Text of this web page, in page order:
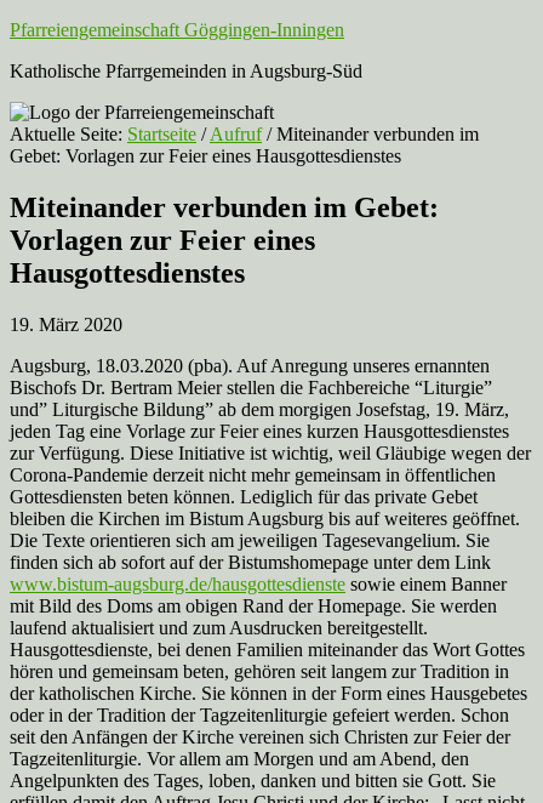
Pfarreiengemeinschaft Göggingen-Inningen
Katholische Pfarrgemeinden in Augsburg-Süd
Aktuelle Seite: Startseite / Aufruf /Miteinander verbunden im
Gebet: Vorlagen zur Feier eines Hausgottesdienstes
Miteinander verbunden im Gebet:
Vorlagen zur Feier eines
Hausgottesdienstes
19. März 2020
Augsburg, 18.03.2020 (pba). Auf Anregung unseres ernannten
Bischofs Dr. Bertram Meier stellen die Fachbereiche “Liturgie”
und” Liturgische Bildung” ab dem morgigen Josefstag, 19. März,
jeden Tag eine Vorlage zur Feier eines kurzen Hausgottesdienstes
zur Verfügung. Diese Initiative ist wichtig, weil Gläubige wegen der
Corona-Pandemie derzeit nicht mehr gemeinsam in öffentlichen
Gottesdiensten beten können. Lediglich für das private Gebet
bleiben die Kirchen im Bistum Augsburg bis auf weiteres geöffnet.
Die Texte orientieren sich am jeweiligen Tagesevangelium. Sie
finden sich ab sofort auf der Bistumshomepage unter dem Link
www.bistum-augsburg.de/hausgottesdienste sowie einem Banner
mit Bild des Doms am obigen Rand der Homepage. Sie werden
laufend aktualisiert und zum Ausdrucken bereitgestellt.
Hausgottesdienste, bei denen Familien miteinander das Wort Gottes
hören und gemeinsam beten, gehören seit langem zur Tradition in
der katholischen Kirche. Sie können in der Form eines Hausgebetes
oder in der Tradition der Tagzeitenliturgie gefeiert werden. Schon
seit den Anfängen der Kirche vereinen sich Christen zur Feier der
Tagzeitenliturgie. Vor allem am Morgen und am Abend, den
Angelpunkten des Tages, loben, danken und bitten sie Gott. Sie